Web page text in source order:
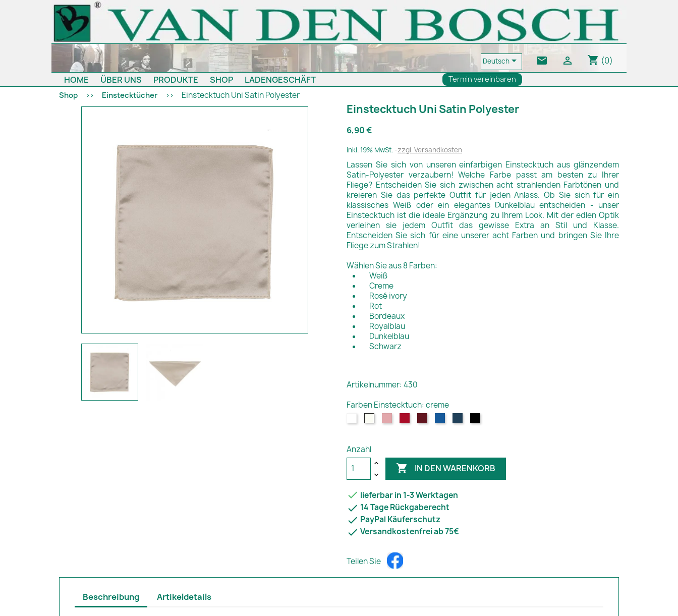
Deutsch email  shopping_cart (0)
HOME
ÜBER UNS PRODUKTE SHOP LADENGESCHÄFT
Termin vereinbaren
Shop
Einstecktücher Einstecktuch Uni Satin Polyester
Einstecktuch Uni Satin Polyester
6,90 €
inkl. 19% MwSt. zzgl. Versandkosten
Lassen Sie sich von unseren einfarbigen Einstecktuch aus glänzendem
Satin-Polyester verzaubern! Welche Farbe passt am besten zu Ihrer
Fliege? Entscheiden Sie sich zwischen acht strahlenden Farbtönen und
kreieren Sie das perfekte Outfit für jeden Anlass. Ob Sie sich für ein
klassisches Weiß oder ein elegantes Dunkelblau entscheiden - unser
Einstecktuch ist die ideale Ergänzung zu Ihrem Look. Mit der edlen Optik
verleihen sie jedem Outfit das gewisse Extra an Stil und Klasse.
Entscheiden Sie sich für eine unserer acht Farben und bringen Sie Ihre
Fliege zum Strahlen!
Wählen Sie aus 8 Farben:
Weiß
Creme
Rosé ivory
Rot
Bordeaux
Royalblau
Dunkelblau
Schwarz
Artikelnummer: 430
Farben Einstecktuch: creme
Anzahl
 IN DEN WARENKORB
 lieferbar in 1-3 Werktagen
 14 Tage Rückgaberecht
 PayPal Käuferschutz
 Versandkostenfrei ab 75€
Teilen Sie
Beschreibung Artikeldetails